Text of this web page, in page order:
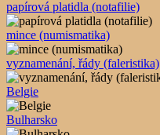
papírová platidla (notafilie)
mince (numismatika)
vyznamenání, řády (faleristika)
Belgie
Bulharsko